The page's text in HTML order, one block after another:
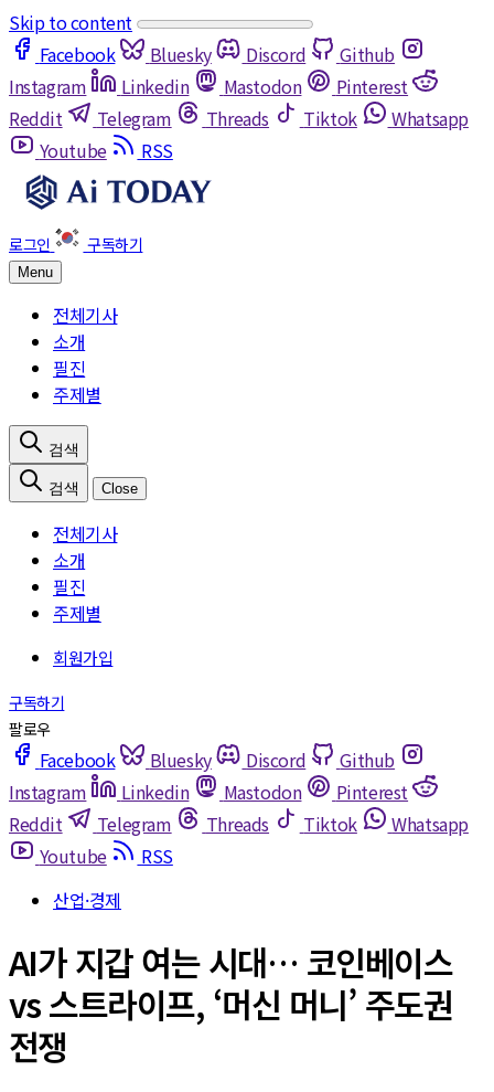
Skip to content
Facebook
Bluesky Discord
Github
Instagram
Linkedin Mastodon
Pinterest
Reddit
Telegram Threads Tiktok
Whatsapp
Youtube
RSS
Menu
전체기사
소개
필진
주제별
Close
전체기사
소개
필진
주제별
Facebook Bluesky Discord
Github
Instagram
Linkedin Mastodon
Pinterest
Reddit
Telegram Threads Tiktok
Whatsapp
Youtube
RSS
산업·경제
AI가 지갑 여는 시대… 코인베이스
vs 스트라이프, ‘머신 머니’ 주도권
전쟁